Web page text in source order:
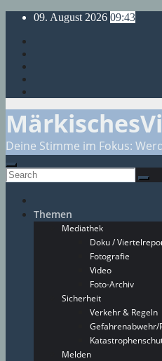
Skip
content
09. August 2026 09:43
Deine Stimme im Fokus:
Themen
Mediathek
Doku /
Fotografie
Video
Foto-Archiv
Sicherheit
Verkehr & Regeln
Gefahrenabwehr/
Melden